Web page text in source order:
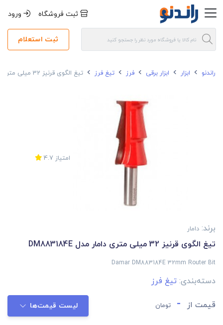
ثبت فروشگاه ورود
ثبت استعلام
راندنو ابزار ابزار برقی فرز تیغ فرز تیغ الگوی قرنیز 32 میلی متری دامار مدل DM883184E
امتیاز 4.7
برند: دامار
تیغ الگوی قرنیز 32 میلی متری دامار مدل DM883184E
Damar DM883184E 32mm Router Bit
دسته‌بندی: تیغ فرز
قیمت از - تومان لیست قیمت‌ها